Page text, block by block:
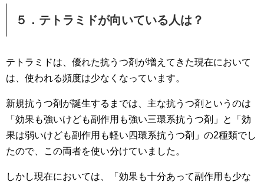
５．テトラミドが向いている人は？
テトラミドは、優れた抗うつ剤が増えてきた現在において
は、使われる頻度は少なくなっています。
新規抗うつ剤が誕生するまでは、主な抗うつ剤というのは
「効果も強いけども副作用も強い三環系抗うつ剤」と「効
果は弱いけども副作用も軽い四環系抗うつ剤」の2種類でし
たので、この両者を使い分けていました。
しかし現在においては、「効果も十分あって副作用も少な